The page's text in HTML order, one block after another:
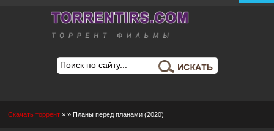
Скачать торрент » » Планы перед планами (2020)